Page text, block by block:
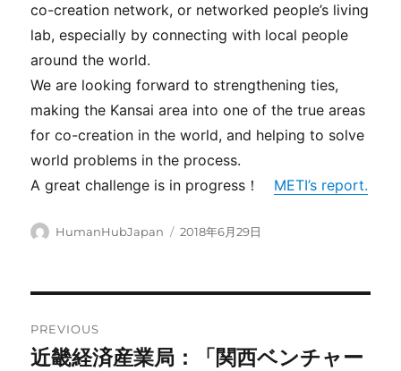
co-creation network, or networked people’s living
lab, especially by connecting with local people
around the world.
We are looking forward to strengthening ties,
making the Kansai area into one of the true areas
for co-creation in the world, and helping to solve
world problems in the process.
A great challenge is in progress！ METI’s report.
Author
HumanHubJapan
Posted
2018年6月29日
navigation
PREVIOUS
Previous
近畿経済産業局：「関西ベンチャー